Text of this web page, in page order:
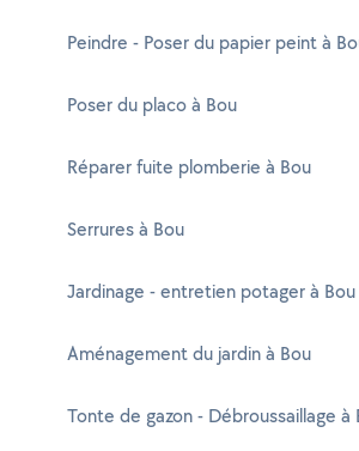
Peindre - Poser du papier peint à
Poser du placo à Bou
Réparer fuite plomberie à Bou
Serrures à Bou
Jardinage - entretien potager à Bou
Aménagement du jardin à Bou
Tonte de gazon - Débroussaillage à